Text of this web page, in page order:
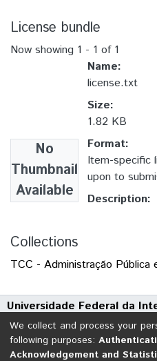
License bundle
Now showing 1 - 1 of 1
No
Thumbnail
Available
Name:
license.txt
Size:
1.82 KB
Format:
Item-specific
upon to
Description:
Collections
TCC - Administração Pública
Universidade Federal da
Avenida Tarquínio Joslin dos
CEP: 85870-650 |
We collect and process your
following purposes:
Acknowledgement and